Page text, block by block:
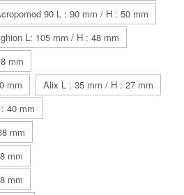
90 L : 90 mm / H : 50 mm
L: 105 mm / H : 48 mm
mm
mm
Alix L : 35 mm / H : 27 mm
40 mm
mm
mm
mm